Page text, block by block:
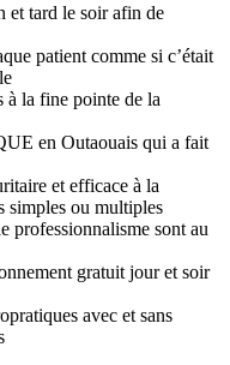
et tard le soir afin de
patient comme si c’était
à la fine pointe de la
en Outaouais qui a fait
et efficace à la
simples ou multiples
professionnalisme sont au
gratuit jour et soir
avec et sans